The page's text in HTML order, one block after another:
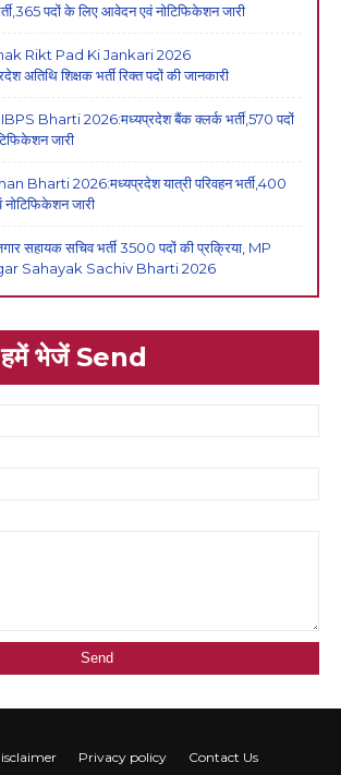
पदों के लिए आवेदन एवं नोटिफिकेशन जारी
Rikt Pad Ki Jankari 2026
शिक्षक भर्ती रिक्त पदों की जानकारी
Bharti 2026:मध्यप्रदेश बैंक क्लर्क भर्ती,570 पदों
जारी
Bharti 2026:मध्यप्रदेश यात्री परिवहन भर्ती,400
जारी
सहायक सचिव भर्ती 3500 पदों की प्रक्रिया, MP
Sahayak Sachiv Bharti 2026
हमें भेजें Send
Privacy policy
Contact Us